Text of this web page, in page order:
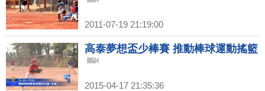
2011-07-19 21:19:00
高泰夢想盃少棒賽 推動棒球運動搖籃
2015-04-17 21:35:36